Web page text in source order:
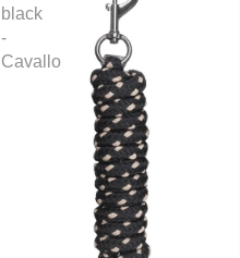
black
-
Cavallo